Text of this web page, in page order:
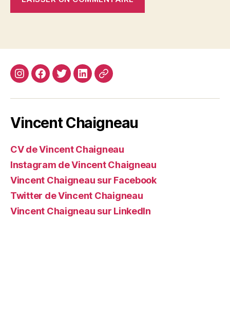
InstagramFacebook
TwitterLinkedin
Site
Vincent Chaigneau
CV de Vincent Chaigneau
Instagram de Vincent Chaigneau
Vincent Chaigneau sur Facebook
Twitter de Vincent Chaigneau
Vincent Chaigneau sur LinkedIn